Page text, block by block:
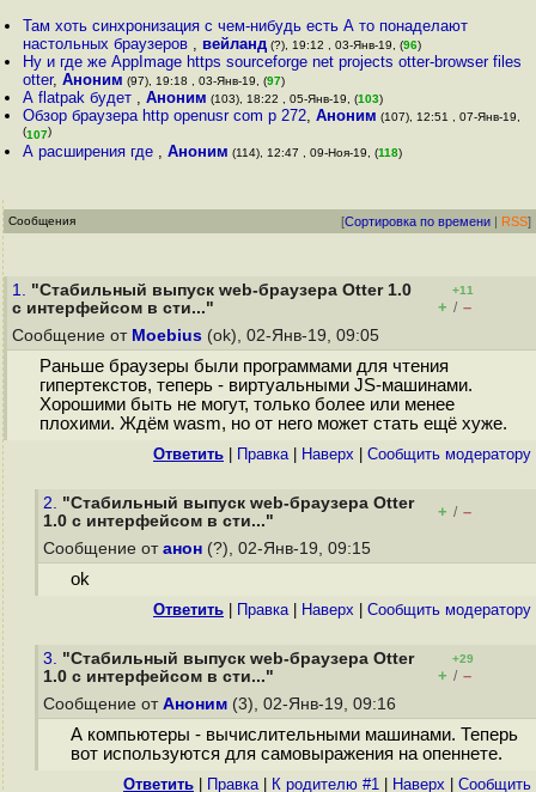
Там хоть синхронизация с чем-нибудь есть А то понаделают
настольных браузеров , вейланд (?), 19:12 , 03-Янв-19, (96)
Ну и где же AppImage https sourceforge net projects otter-browser files
otter,Аноним (97), 19:18 , 03-Янв-19, (97)
А flatpak будет ,Аноним (103), 18:22 , 05-Янв-19, (103)
Обзор браузера http openusr com p 272,Аноним (107), 12:51 , 07-Янв-19,
(107)
А расширения где ,Аноним (114), 12:47 , 09-Ноя-19, (118)
Сообщения [Сортировка по времени | RSS]
1. "Стабильный выпуск web-браузера Otter 1.0
с интерфейсом в сти..."
+11
+ / –
Сообщение от Moebius (ok), 02-Янв-19, 09:05
Раньше браузеры были программами для чтения
гипертекстов, теперь - виртуальными JS-машинами.
Хорошими быть не могут, только более или менее
плохими. Ждём wasm, но от него может стать ещё хуже.
Ответить Правка| Наверх Cообщить модератору
2. "Стабильный выпуск web-браузера Otter
1.0 с интерфейсом в сти..."
+ / –
Сообщение от анон (?), 02-Янв-19, 09:15
ok
Ответить Правка| Наверх Cообщить модератору
3. "Стабильный выпуск web-браузера Otter
1.0 с интерфейсом в сти..."
+29
+ / –
Сообщение от Аноним (3), 02-Янв-19, 09:16
А компьютеры - вычислительными машинами. Теперь
вот используются для самовыражения на опеннете.
Ответить Правка| К родителю #1 Наверх
Cообщить